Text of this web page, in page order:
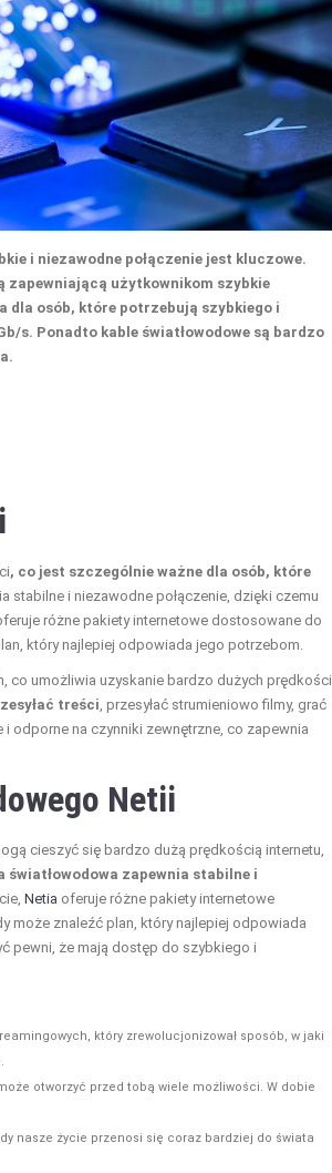
i niezawodne połączenie jest kluczowe.
zapewniającą użytkownikom szybkie
dla osób, które potrzebują szybkiego i
s. Ponadto kable światłowodowe są bardzo
, co jest szczególnie ważne dla osób, które
stabilne i niezawodne połączenie, dzięki czemu
różne pakiety internetowe dostosowane do
który najlepiej odpowiada jego potrzebom.
co umożliwia uzyskanie bardzo dużych prędkości
treści, przesyłać strumieniowo filmy, grać
odporne na czynniki zewnętrzne, co zapewnia
Netii
cieszyć się bardzo dużą prędkością internetu,
światłowodowa zapewnia stabilne i
Netia oferuje różne pakiety internetowe
może znaleźć plan, który najlepiej odpowiada
pewni, że mają dostęp do szybkiego i
który zrewolucjonizował sposób, w jaki
otworzyć przed tobą wiele możliwości. W dobie
nasze życie przenosi się coraz bardziej do świata